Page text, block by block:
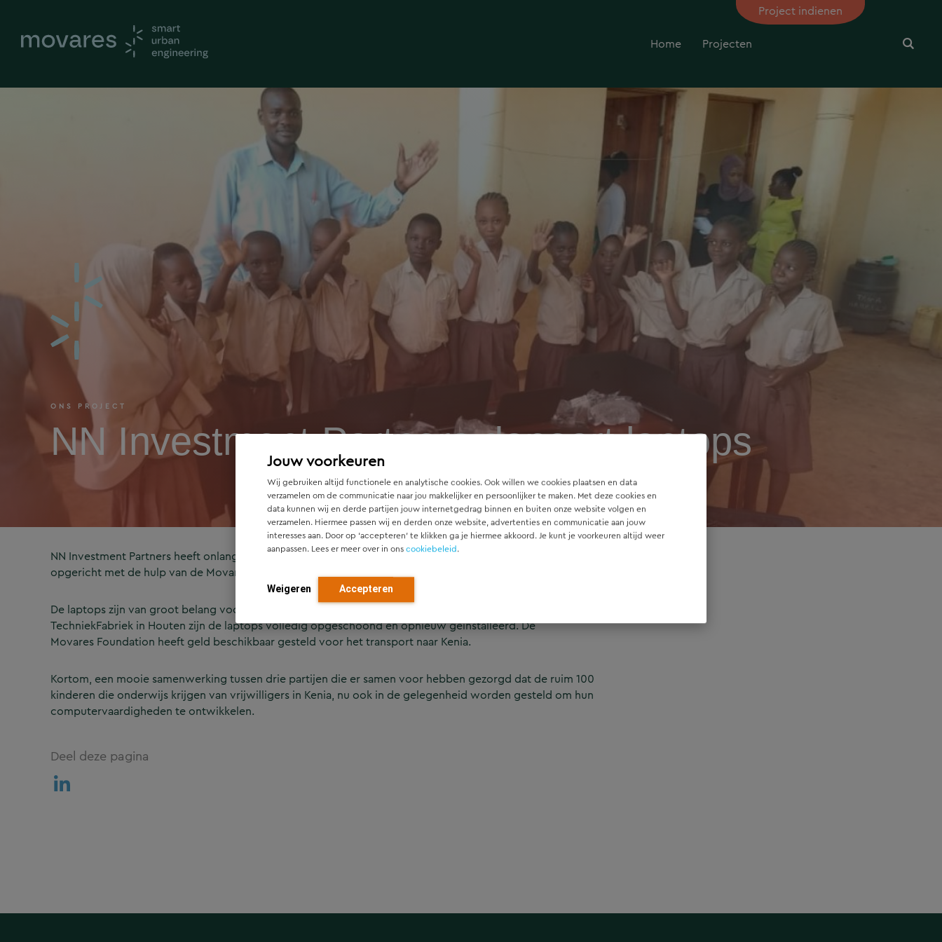
Jouw voorkeuren
Wij gebruiken altijd functionele en analytische cookies. Ook willen we cookies plaatsen en data
verzamelen om de communicatie naar jou makkelijker en persoonlijker te maken. Met deze cookies en
data kunnen wij en derde partijen jouw internetgedrag binnen en buiten onze website volgen en
verzamelen. Hiermee passen wij en derden onze website, advertenties en communicatie aan jouw
interesses aan. Door op ‘accepteren’ te klikken ga je hiermee akkoord. Je kunt je voorkeuren altijd weer
aanpassen. Lees er meer over in onscookiebeleid.
Weigeren Accepteren
Home Projecten
Project indienen
ONS PROJECT
NN Investment Partners doneert laptops
NN Investment Partners heeft onlangs 50 laptops gedoneerd voor onze school (Mtwapa) in Kenia. De school is
opgericht met de hulp van de Movares Foundation en is onderdeel van de
De laptops zijn van groot belang voor de school en helpen de kinderen aan beter onderwijs. Met dank aan de
TechniekFabriek in Houten zijn de laptops volledig opgeschoond en opnieuw geïnstalleerd. De
Movares Foundation heeft geld beschikbaar gesteld voor het transport naar Kenia.
Kortom, een mooie samenwerking tussen drie partijen die er samen voor hebben gezorgd dat de ruim 100
kinderen die onderwijs krijgen van vrijwilligers in Kenia, nu ook in de gelegenheid worden gesteld om hun
computervaardigheden te ontwikkelen.
Deel deze pagina